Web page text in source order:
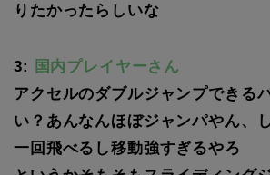
りたかったらしいな
3:
国内プレイヤーさん
アクセルのダブルジャンプできる
い？あんなんほぼジャンパやん、
一回飛べるし移動強すぎるやろ